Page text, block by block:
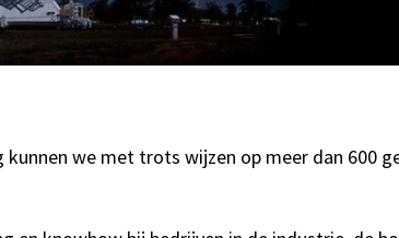
kunnen we met trots wijzen op meer dan 600